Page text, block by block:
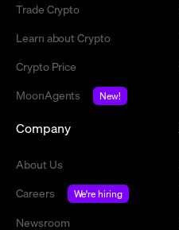
Trade Crypto
Learn about Crypto
Crypto Price
MoonAgents
New!
Company
About Us
Careers
We're hiring
Newsroom